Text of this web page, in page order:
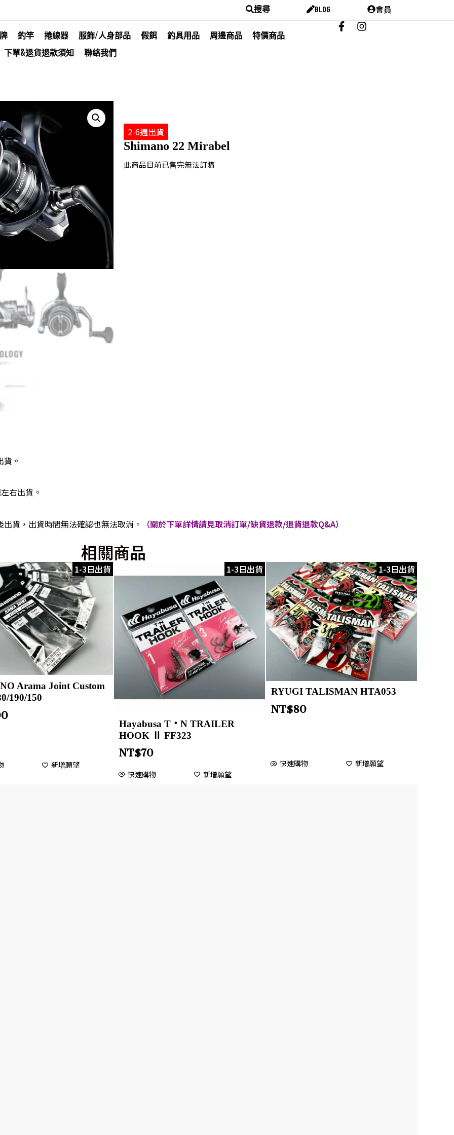
搜尋 BLOG 會員
釣竿 捲線器 服飾/人身部品 假餌 釣具用品 周邊商品
特價商品
下單&退貨退款須知
聯絡我們
2-6週出貨
Shimano 22 Mirabel
此商品目前已售完無法訂購
。
右出貨。
貨，出貨時間無法確認也無法取消。 （關於下單詳情請見取消訂單/缺貨退款/退貨退款Q&A）
相關商品
1-3日出貨
Arama Joint Custom
190/150
新增願望
1-3日出貨
Hayabusa T・N TRAILER
HOOK Ⅱ FF323
NT$70
快速購物 新增願望
1-3日出貨
RYUGI TALISMAN HTA053
NT$80
快速購物 新增願望